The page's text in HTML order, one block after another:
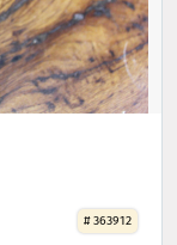
# 363912